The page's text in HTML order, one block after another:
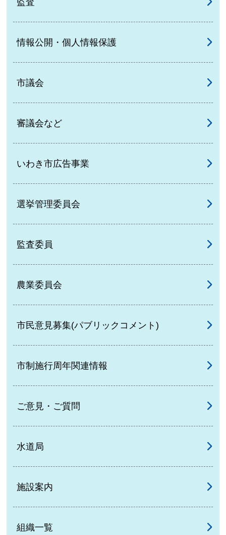
監査
情報公開・個人情報保護
市議会
審議会など
いわき市広告事業
選挙管理委員会
監査委員
農業委員会
市民意見募集(パブリックコメント)
市制施行周年関連情報
ご意見・ご質問
水道局
施設案内
組織一覧